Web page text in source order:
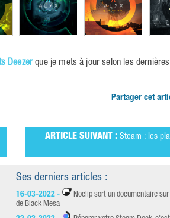
Deezerque je mets à jour selon les
Partager cet
ARTICLE SUIVANT : Steam : les
Ses derniers articles :
16-03-2022 -
Noclip sort un documentaire
de Black Mesa